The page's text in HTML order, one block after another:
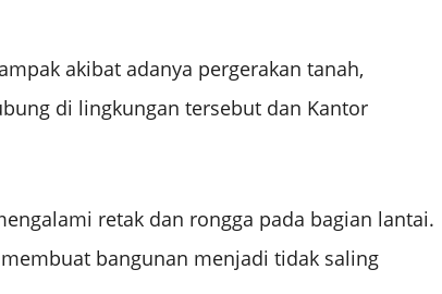
akibat adanya pergerakan tanah,
di lingkungan tersebut dan Kantor
retak dan rongga pada bagian lantai.
bangunan menjadi tidak saling